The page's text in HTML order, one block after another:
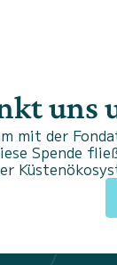
uns
mit der
Spende